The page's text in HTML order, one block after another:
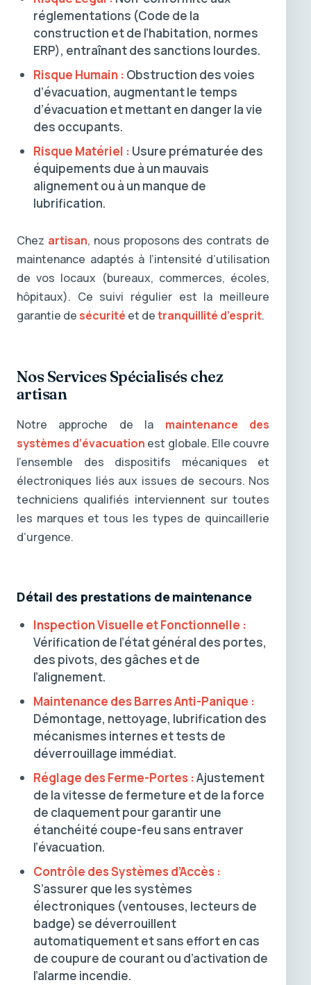
réglementations (Code de la
construction et de l’habitation, normes
ERP), entraînant des sanctions lourdes.
Risque Humain : Obstruction des voies
d’évacuation, augmentant le temps
d’évacuation et mettant en danger la vie
des occupants.
Risque Matériel : Usure prématurée des
équipements due à un mauvais
alignement ou à un manque de
lubrification.
Chez artisan, nous proposons des contrats de
maintenance adaptés à l’intensité d’utilisation
de vos locaux (bureaux, commerces, écoles,
hôpitaux). Ce suivi régulier est la meilleure
garantie de sécurité et detranquillité d’esprit.
Nos Services Spécialisés chez
artisan
Notre approche de la maintenance des
systèmes d’évacuation est globale. Elle couvre
l’ensemble des dispositifs mécaniques et
électroniques liés aux issues de secours. Nos
techniciens qualifiés interviennent sur toutes
les marques et tous les types de quincaillerie
d’urgence.
Détail des prestations de maintenance
Inspection Visuelle et Fonctionnelle :
Vérification de l’état général des portes,
des pivots, des gâches et de
l’alignement.
Maintenance des Barres Anti-Panique :
Démontage, nettoyage, lubrification des
mécanismes internes et tests de
déverrouillage immédiat.
Réglage des Ferme-Portes :Ajustement
de la vitesse de fermeture et de la force
de claquement pour garantir une
étanchéité coupe-feu sans entraver
l’évacuation.
Contrôle des Systèmes d’Accès :
S’assurer que les systèmes
électroniques (ventouses, lecteurs de
badge) se déverrouillent
automatiquement et sans effort en cas
de coupure de courant ou d’activation de
l’alarme incendie.